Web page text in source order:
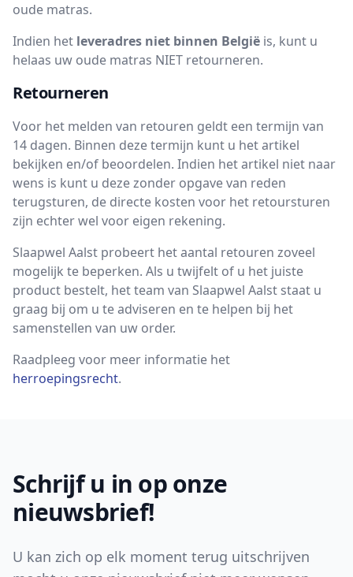
oude matras.
Indien het leveradres niet binnen België is, kunt u
helaas uw oude matras NIET retourneren.
Retourneren
Voor het melden van retouren geldt een termijn van
14 dagen. Binnen deze termijn kunt u het artikel
bekijken en/of beoordelen. Indien het artikel niet naar
wens is kunt u deze zonder opgave van reden
terugsturen, de directe kosten voor het retoursturen
zijn echter wel voor eigen rekening.
Slaapwel Aalst probeert het aantal retouren zoveel
mogelijk te beperken. Als u twijfelt of u het juiste
product bestelt, het team van Slaapwel Aalst staat u
graag bij om u te adviseren en te helpen bij het
samenstellen van uw order.
Raadpleeg voor meer informatie het
herroepingsrecht.
Schrijf u in op onze
nieuwsbrief!
U kan zich op elk moment terug uitschrijven